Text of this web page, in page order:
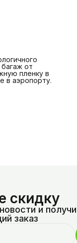
от
пленку в
в аэропорту.
скидку
и
заказ